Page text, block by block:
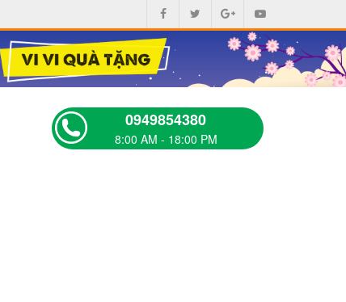
0949854380
8:00 AM - 18:00 PM